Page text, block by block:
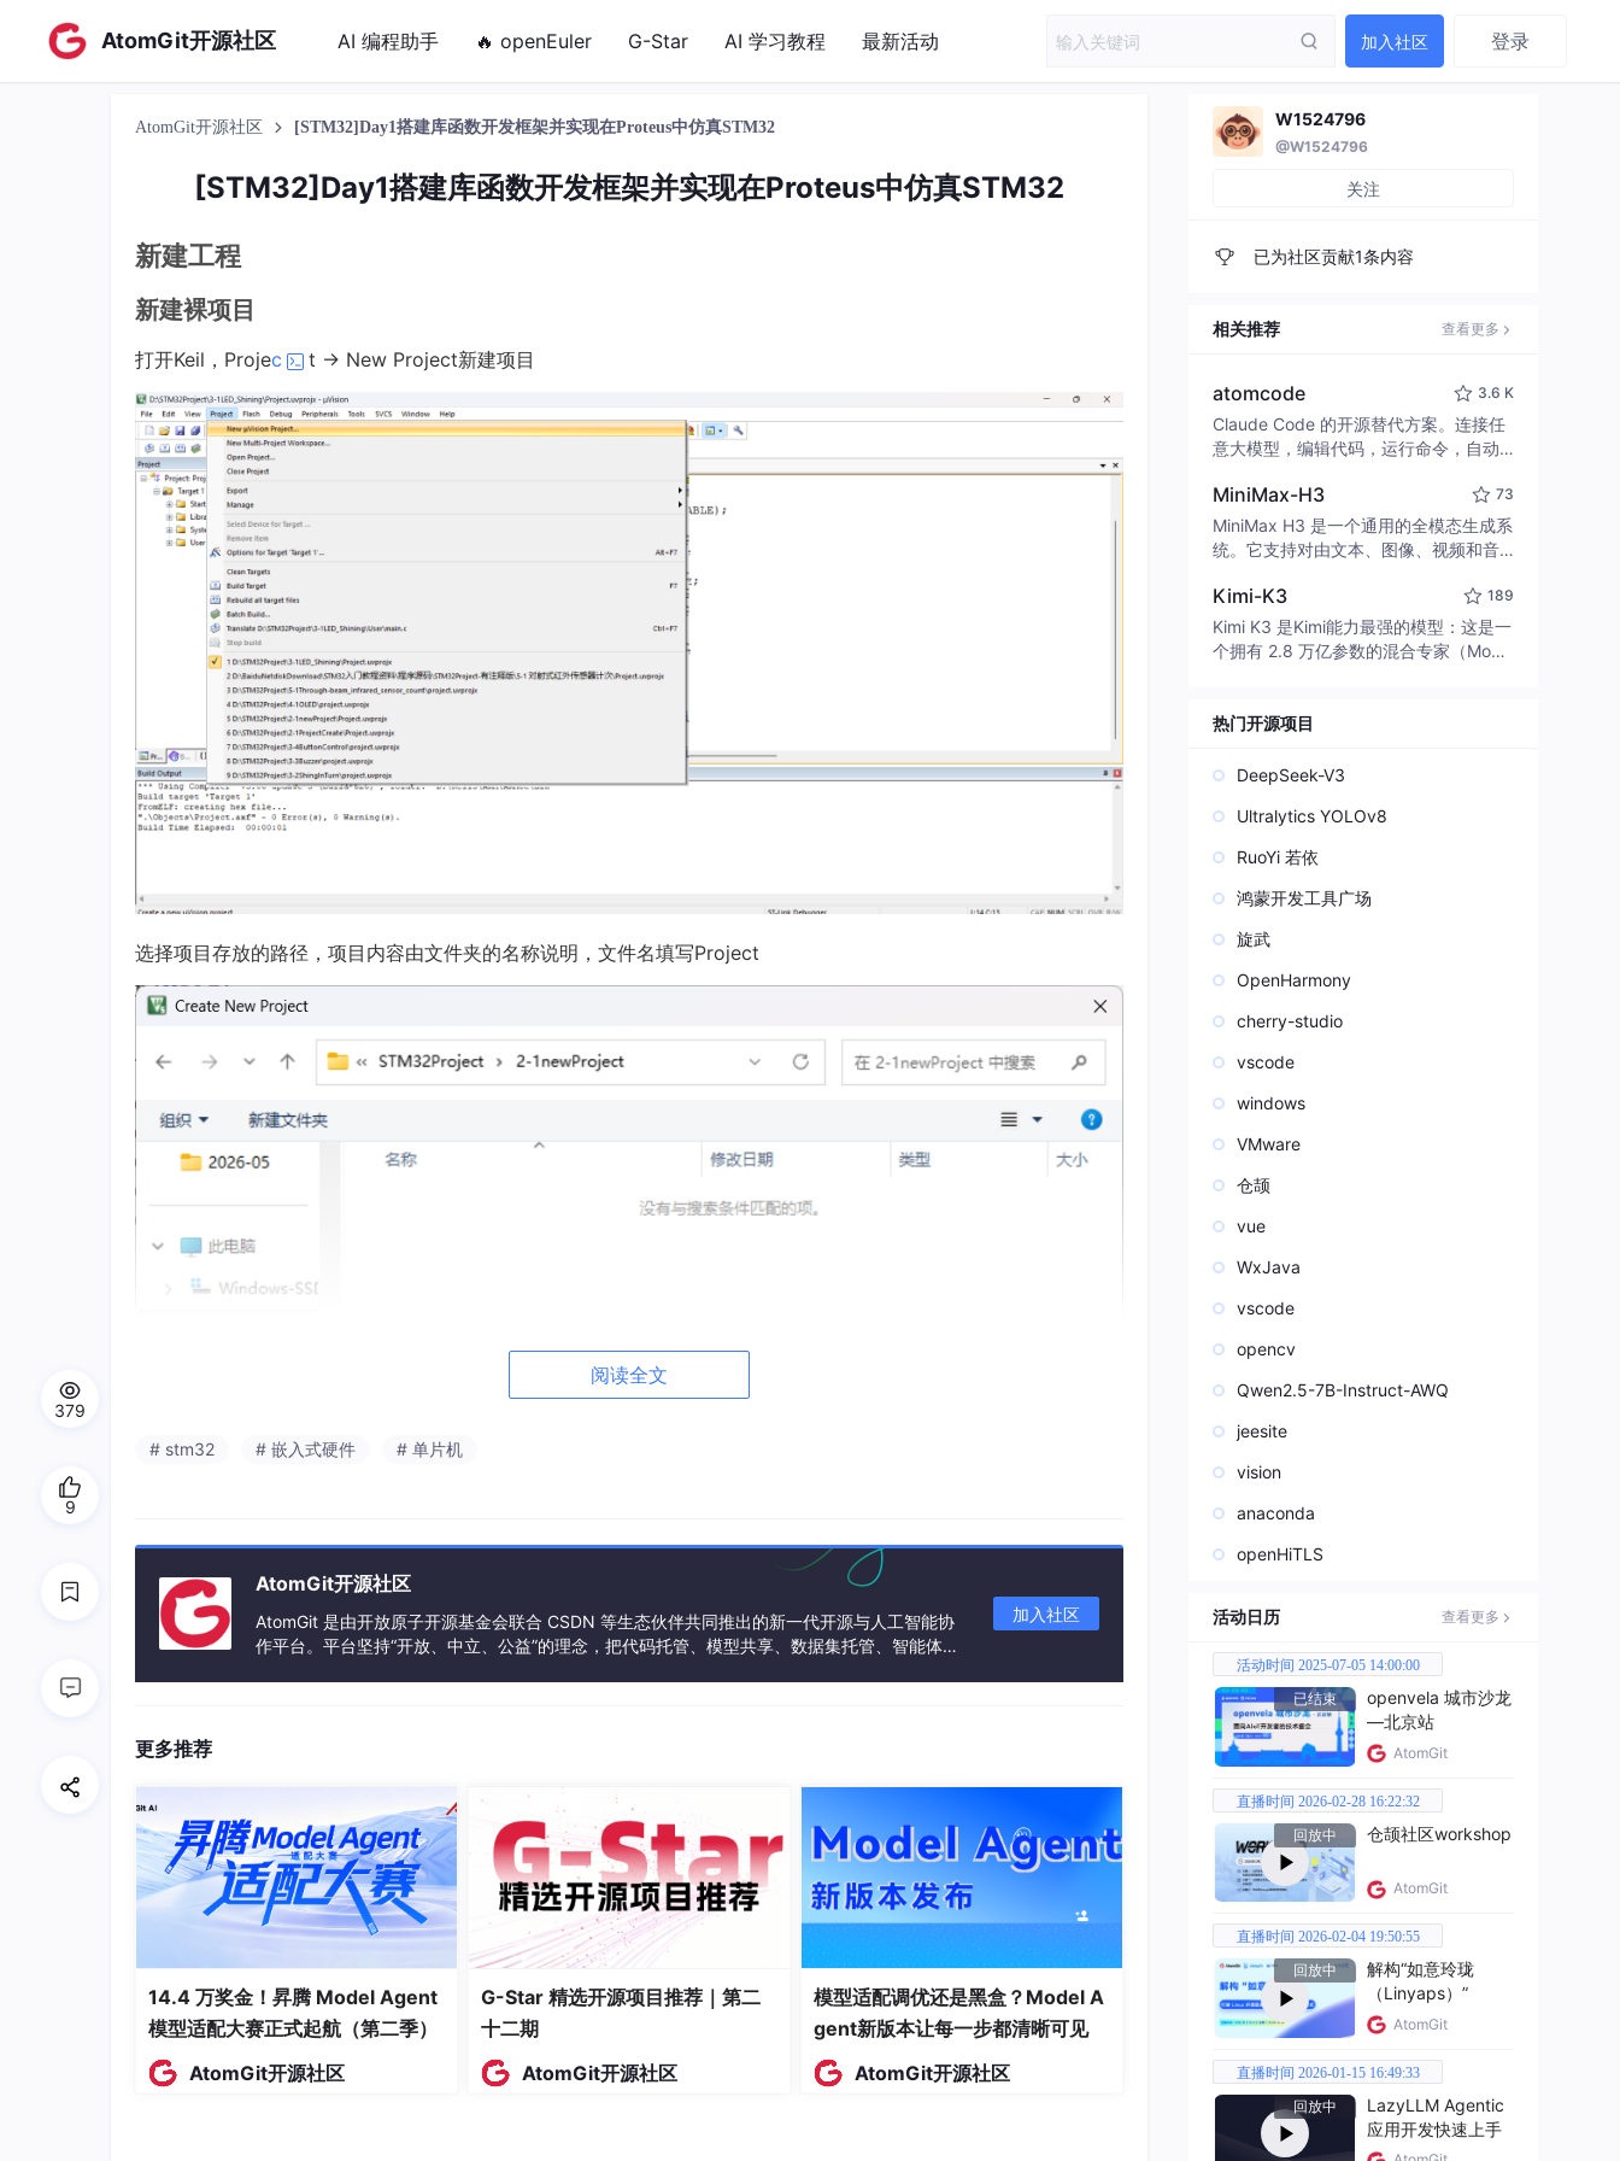
AtomGit开源社区 AI 编程助手 🔥 openEuler G-Star AI 学习教程 最新活动 加入社区 登录
AtomGit开源社区 [STM32]Day1搭建库函数开发框架并实现在Proteus中仿真STM32
[STM32]Day1搭建库函数开发框架并实现在Proteus中仿真STM32
新建工程
新建裸项目
打开Keil，Projec t -> New Project新建项目
选择项目存放的路径，项目内容由文件夹的名称说明，文件名填写Project
在弹出的Select Device选项卡里选择STMicroelectronics -> STM32F1 Series -> STM32F103 -> STM32F103C8
阅读全文
# stm32 # 嵌入式硬件 # 单片机
AtomGit开源社区
AtomGit 是由开放原子开源基金会联合 CSDN 等生态伙伴共同推出的新一代开源与人工智能协
作平台。平台坚持“开放、中立、公益”的理念，把代码托管、模型共享、数据集托管、智能体开
加入社区
更多推荐
14.4 万奖金！昇腾 Model Agent
模型适配大赛正式起航（第二季）
AtomGit开源社区
G-Star 精选开源项目推荐｜第二
十二期
AtomGit开源社区
模型适配调优还是黑盒？Model A
gent新版本让每一步都清晰可见
AtomGit开源社区
379
9
W1524796
@W1524796
关注
已为社区贡献1条内容
相关推荐 查看更多
atomcode 3.6 K
Claude Code 的开源替代方案。连接任
意大模型，编辑代码，运行命令，自动
致性能。 ｜ An open-source alternativ
e to Claude Code. Connect any LLM,
edit code, run commands, and verify
MiniMax-H3 73
MiniMax H3 是一个通用的全模态生成系
统。它支持对由文本、图像、视频和音
并能生成分辨率高达 2K、时长可达 15
秒的带原生立体声音频的视频。得益于
面向任务泛化的系统设计，H3 在预训练
模态指令。
Kimi-K3 189
Kimi K3 是Kimi能力最强的模型：这是一
个拥有 2.8 万亿参数的混合专家（Mo
热门开源项目
DeepSeek-V3
Ultralytics YOLOv8
RuoYi 若依
鸿蒙开发工具广场
旋武
OpenHarmony
cherry-studio
vscode
windows
VMware
仓颉
vue
WxJava
vscode
opencv
Qwen2.5-7B-Instruct-AWQ
jeesite
vision
anaconda
openHiTLS
活动日历 查看更多
活动时间 2025-07-05 14:00:00
已结束
openvela 城市沙龙
—北京站
AtomGit
直播时间 2026-02-28 16:22:32
回放中
仓颉社区workshop
AtomGit
直播时间 2026-02-04 19:50:55
回放中
解构“如意玲珑
（Linyaps）”
AtomGit
直播时间 2026-01-15 16:49:33
回放中
LazyLLM Agentic
应用开发快速上手